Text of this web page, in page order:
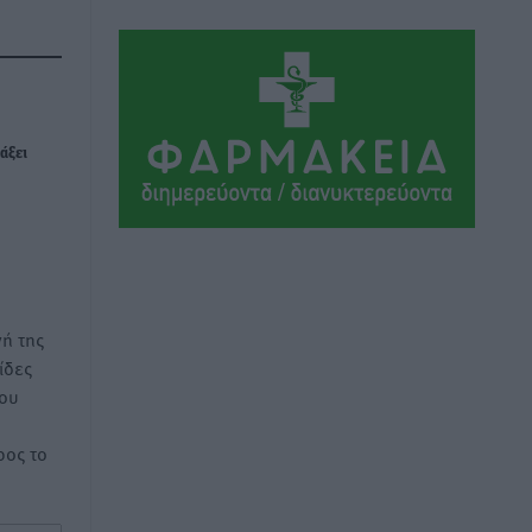
της
το
Συνελήφθη 37χρονη στη Ρόδο γιατί
είχε αφήσει τα τρία ανήλικα παιδιά της
χωρίς επιτήρηση
Τοπικές Ειδήσεις πριν 14 ώρες
Σταυρός Καλυθιών: Απέκτησε την